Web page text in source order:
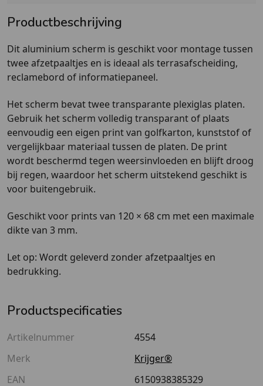
Productbeschrijving
Dit aluminium scherm is geschikt voor montage tussen
twee afzetpaaltjes en is ideaal als terrasafscheiding,
reclamebord of informatiepaneel.
Het scherm bevat twee transparante plexiglas platen.
Gebruik het scherm volledig transparant of plaats
eenvoudig een eigen print van golfkarton, kunststof of
vergelijkbaar materiaal tussen de platen. De print
wordt beschermd tegen weersinvloeden en blijft droog
bij regen, waardoor het scherm uitstekend geschikt is
voor buitengebruik.
Geschikt voor prints van 120 × 68 cm met een maximale
dikte van 3 mm.
Let op: Wordt geleverd zonder afzetpaaltjes en
bedrukking.
Productspecificaties
Artikelnummer
4554
Merk
Krijger®
EAN
6150938385329